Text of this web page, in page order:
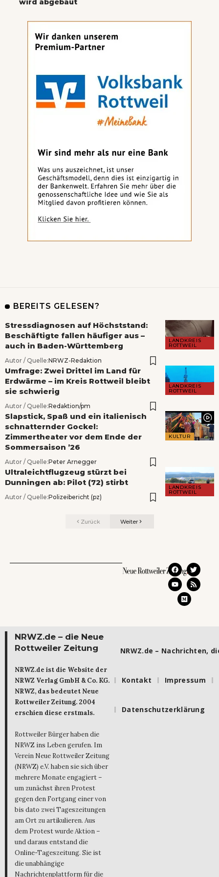
wird abgebaut
BEREITS GELESEN?
LANDKREIS
ROTTWEIL
Stressdiagnosen auf Höchststand:
Beschäftigte fallen häufiger aus –
auch in Baden-Württemberg
Autor / Quelle:NRWZ-Redaktion
LANDKREIS
ROTTWEIL
Umfrage: Zwei Drittel im Land für
Erdwärme – im Kreis Rottweil bleibt
sie schwierig
Autor / Quelle:Redaktion/pm
KULTUR
Slapstick, Spaß und ein italienisch
schnatternder Gockel:
Zimmertheater vor dem Ende der
Sommersaison ’26
Autor / Quelle:Peter Arnegger
LANDKREIS
ROTTWEIL
Ultraleichtflugzeug stürzt bei
Dunningen ab: Pilot (72) stirbt
Autor / Quelle:Polizeibericht (pz)
Zurück Weiter
NRWZ.de – die Neue
Rottweiler Zeitung
NRWZ.de ist die Website der
NRWZ Verlag GmbH & Co. KG.
NRWZ, das bedeutet Neue
Rottweiler Zeitung. 2004
erschien diese erstmals.
Rottweiler Bürger haben die
NRWZ ins Leben gerufen. Im
Verein Neue Rottweiler Zeitung
(NRWZ) e.V. haben sie sich über
mehrere Monate engagiert –
um zunächst ihren Protest
gegen den Fortgang einer von
bis dato zwei Tageszeitungen
am Ort zu artikulieren. Aus
dem Protest wurde Aktion –
und daraus entstand die
Online-Tageszeitung. Sie ist
die unabhängige
Nachrichtenplattform für die
NRWZ.de – Nachrichten,
Kontakt Impressum
Datenschutzerklärung